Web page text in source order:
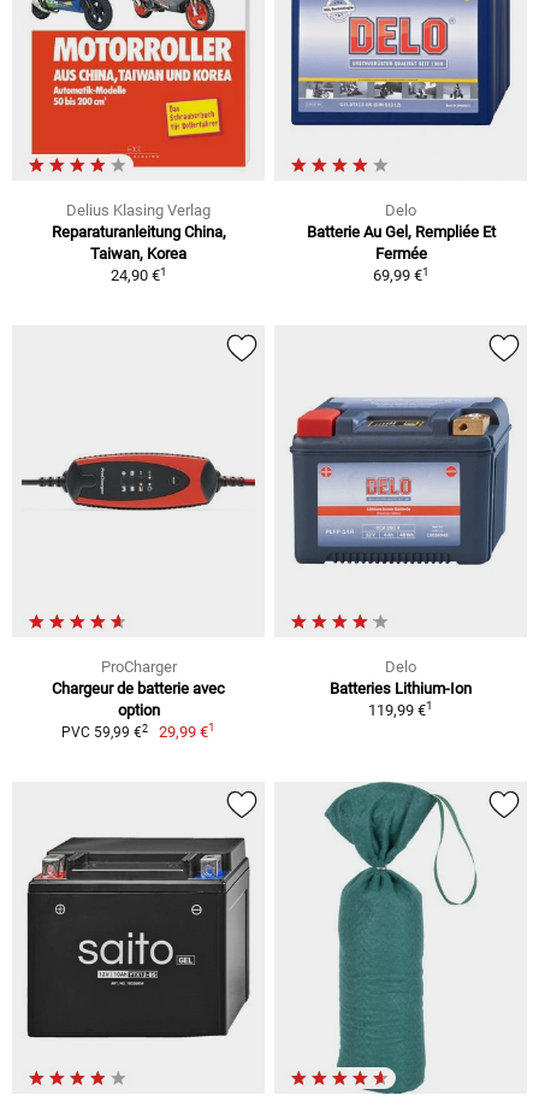
Delius Klasing Verlag
Reparaturanleitung China,
Taiwan, Korea
24,90 €1
Delo
Batterie Au Gel, Rempliée Et
Fermée
69,99 €1
ProCharger
Chargeur de batterie avec
option
PVC 59,99 €2 29,99 €1
Delo
Batteries Lithium-Ion
119,99 €1